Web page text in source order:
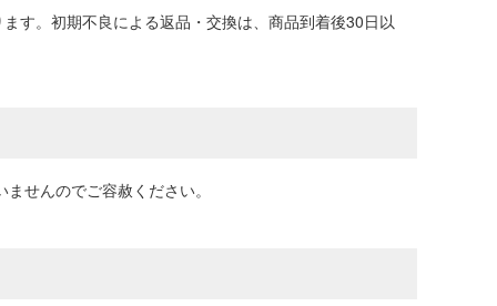
す。初期不良による返品・交換は、商品到着後30日以
せんのでご容赦ください。